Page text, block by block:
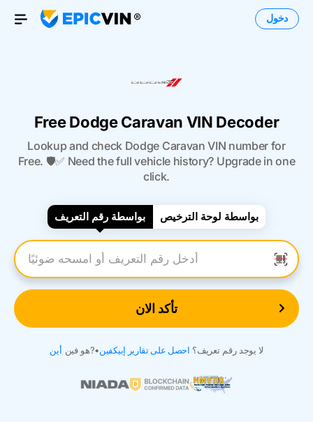
Open Menu
دخول
Free Dodge Caravan VIN Decoder
Lookup and check Dodge Caravan VIN number for
Free. 🛡️✅ Need the full vehicle history? Upgrade in one
click.
بواسطة رقم التعريف بواسطة لوحة الترخيص
أدخل رقم التعريف
تأكد الان
أين هو فين?• لا يوجد رقم تعريف؟ احصل على تقارير إبيكفين